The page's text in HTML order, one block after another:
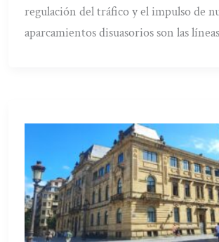
regulación del tráfico y el impulso de
aparcamientos disuasorios son las